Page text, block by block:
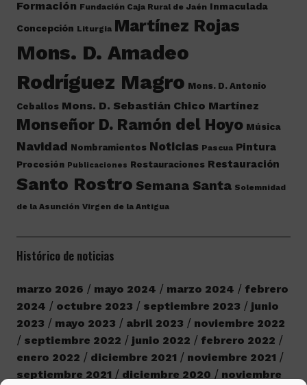
Formación Fundación Caja Rural de Jaén Inmaculada
Concepción Liturgia Martínez Rojas
Mons. D. Amadeo
Rodríguez Magro Mons. D. Antonio
Ceballos Mons. D. Sebastián Chico Martínez
Monseñor D. Ramón del Hoyo Música
Navidad Nombramientos Noticias Pascua Pintura
Procesión Publicaciones Restauraciones Restauración
Santo Rostro Semana Santa Solemnidad
de la Asunción Virgen de la Antigua
Histórico de noticias
marzo 2026 mayo 2024 marzo 2024
febrero
2024
octubre 2023 septiembre 2023
junio
2023
mayo 2023 abril 2023
noviembre 2022
septiembre 2022
junio 2022
febrero 2022
enero 2022
diciembre 2021
noviembre 2021
septiembre 2021
diciembre 2020
noviembre